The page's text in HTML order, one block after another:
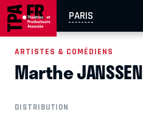
PARIS
AIX-MARSEILLE
EN TOURNÉE
ARTISTES & COMÉDIENS
Marthe JANSSEN
DISTRIBUTION